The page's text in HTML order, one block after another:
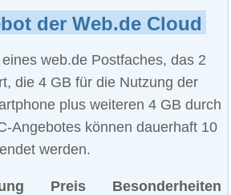
der Web.de Cloud
web.de Postfaches, das 2
die 4 GB für die Nutzung der
plus weiteren 4 GB durch
Angebotes können dauerhaft 10
werden.
Preis Besonderheiten